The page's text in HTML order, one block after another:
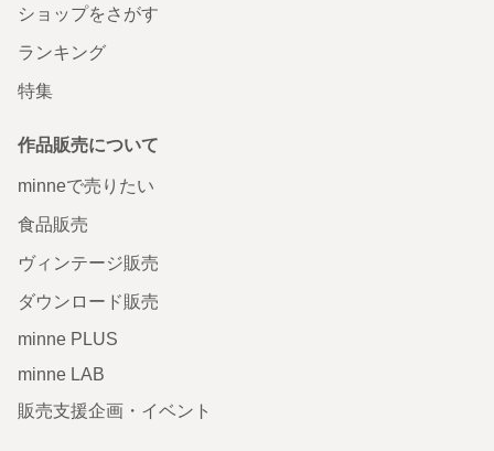
ショップをさがす
ランキング
特集
作品販売について
minneで売りたい
食品販売
ヴィンテージ販売
ダウンロード販売
minne PLUS
minne LAB
販売支援企画・イベント